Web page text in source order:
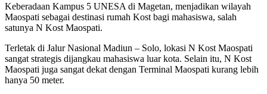
Keberadaan Kampus 5 UNESA di Magetan, menjadikan wilayah
Maospati sebagai destinasi rumah Kost bagi mahasiswa, salah
satunya N Kost Maospati.
Terletak di Jalur Nasional Madiun – Solo, lokasi N Kost Maospati
sangat strategis dijangkau mahasiswa luar kota. Selain itu, N Kost
Maospati juga sangat dekat dengan Terminal Maospati kurang lebih
hanya 50 meter.